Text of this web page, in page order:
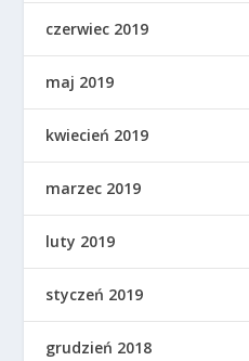
czerwiec 2019
maj 2019
kwiecień 2019
marzec 2019
luty 2019
styczeń 2019
grudzień 2018